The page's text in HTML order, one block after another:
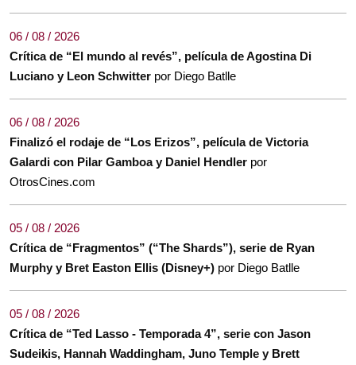
06 / 08 / 2026
Crítica de “El mundo al revés”, película de Agostina Di
Luciano y Leon Schwitter por Diego Batlle
06 / 08 / 2026
Finalizó el rodaje de “Los Erizos”, película de Victoria
Galardi con Pilar Gamboa y Daniel Hendler por
OtrosCines.com
05 / 08 / 2026
Crítica de “Fragmentos” (“The Shards”), serie de Ryan
Murphy y Bret Easton Ellis (Disney+) por Diego Batlle
05 / 08 / 2026
Crítica de “Ted Lasso - Temporada 4”, serie con Jason
Sudeikis, Hannah Waddingham, Juno Temple y Brett